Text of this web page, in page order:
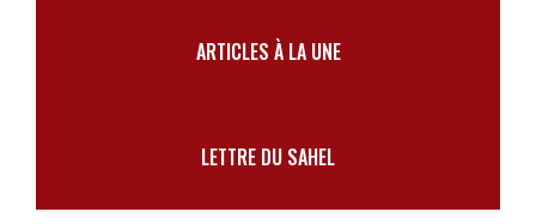
ARTICLES À LA UNE
LETTRE DU SAHEL